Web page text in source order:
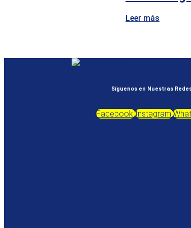
Leer más
Síguenos en Nuestras
Facebook Instagram